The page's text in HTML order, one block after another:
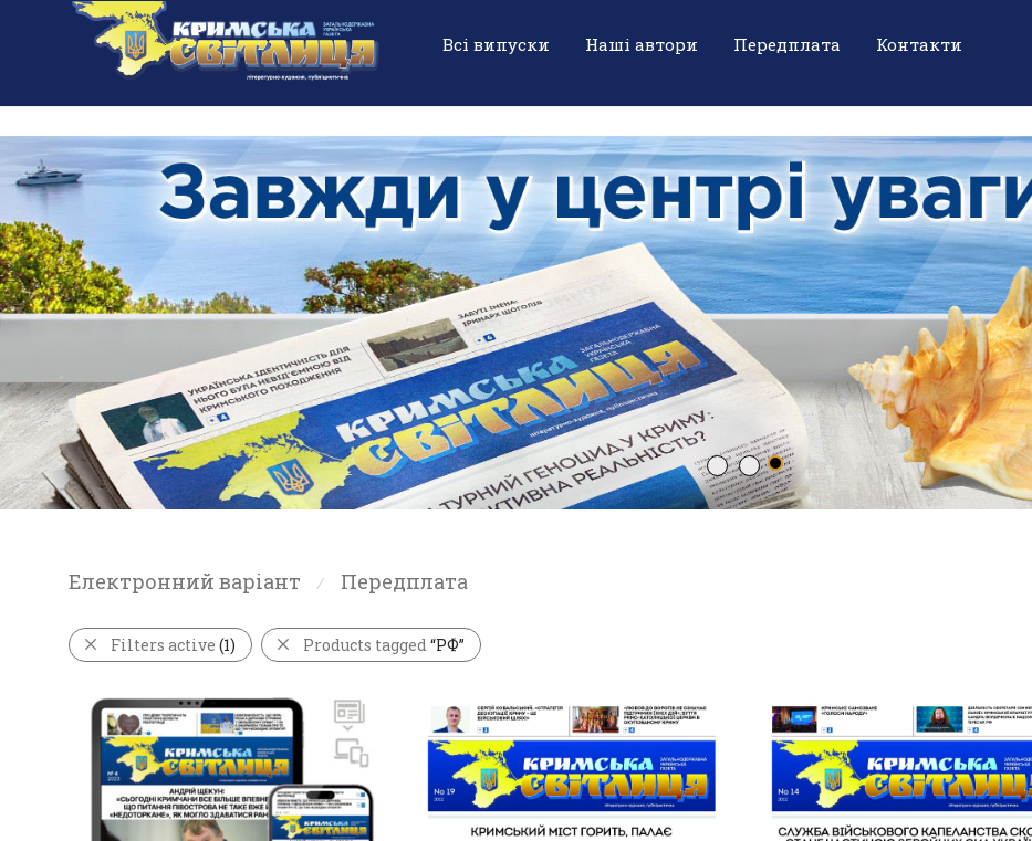
Всі випуски Наші автори Передплата Контакти
Електронний варіант ⁄ Передплата
Filters active (1) Products tagged“РФ”